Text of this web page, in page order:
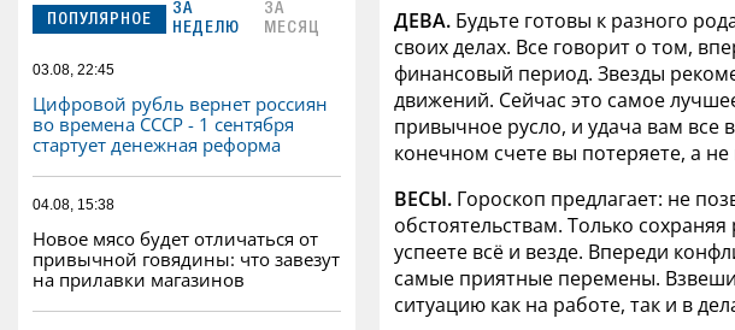
ПОПУЛЯРНОЕ
ЗА
НЕДЕЛЮ
ЗА
МЕСЯЦ
03.08, 22:45
Цифровой рубль вернет россиян
во времена СССР - 1 сентября
стартует денежная реформа
04.08, 15:38
Новое мясо будет отличаться от
привычной говядины: что завезут
на прилавки магазинов
ДЕВА. Будьте готовы к разного
своих делах. Все говорит о том,
финансовый период. Звезды
движений. Сейчас это самое
привычное русло, и удача вам все
конечном счете вы потеряете, а
ВЕСЫ. Гороскоп предлагает: не
обстоятельствам. Только
успеете всё и везде. Впереди
самые приятные перемены.
ситуацию как на работе, так и в